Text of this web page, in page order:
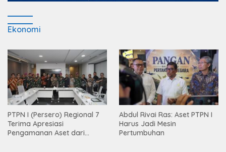
Ekonomi
PTPN I (Persero) Regional 7
Terima Apresiasi
Pengamanan Aset dari
Abdul Rivai Ras: Aset PTPN I
Harus Jadi Mesin
Pertumbuhan